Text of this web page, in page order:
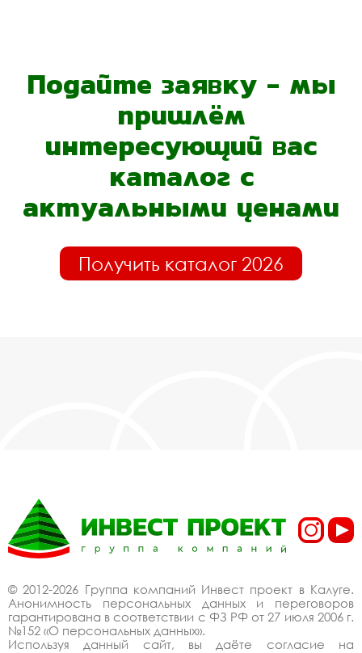
Подайте заявку - мы
пришлём
интересующий вас
каталог с
актуальными ценами
Получить каталог 2026
© 2012-2026 Группа компаний Инвест проект в Калуге.
Анонимность персональных данных и переговоров
гарантирована в соответствии с ФЗ РФ от 27 июля 2006 г.
№152 «О персональных данных».
Используя данный сайт, вы даёте согласие на